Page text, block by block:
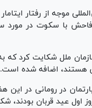
موجه از رفتار
فاحش با سکوت در
ملل شکایت کرد که
هستند، اضافه شده است.
در رومانی در این